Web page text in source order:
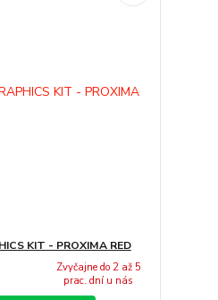
KIT - PROXIMA RED
Zvyčajne do 2 až 5
prac. dní u nás